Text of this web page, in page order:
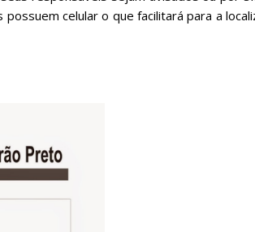
celular o que facilitará para a